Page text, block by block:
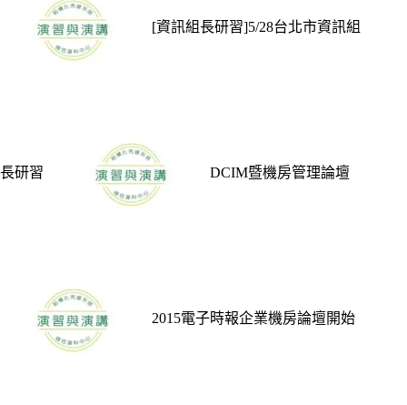
[資訊組長研習]5/28台北市資訊組
長研習 DCIM暨機房管理論壇
2015電子時報企業機房論壇開始